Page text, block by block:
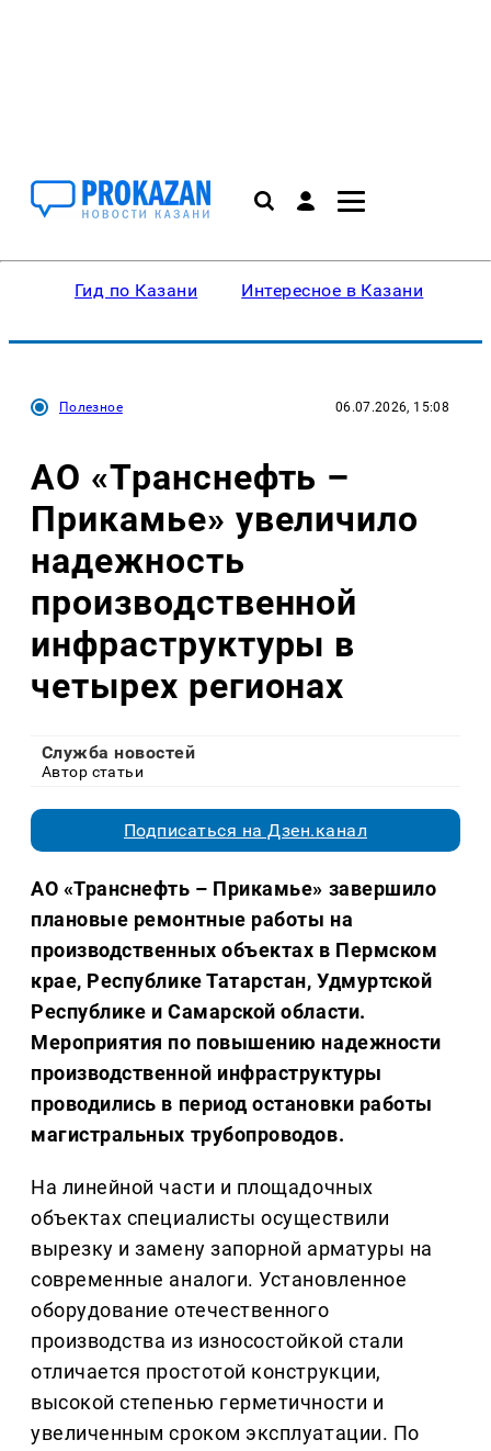
Гид по Казани Интересное в Казани
Полезное 06.07.2026, 15:08
АО «Транснефть –
Прикамье» увеличило
надежность
производственной
инфраструктуры в
четырех регионах
Служба новостей
Автор статьи
Подписаться на Дзен.канал
АО «Транснефть – Прикамье» завершило
плановые ремонтные работы на
производственных объектах в Пермском
крае, Республике Татарстан, Удмуртской
Республике и Самарской области.
Мероприятия по повышению надежности
производственной инфраструктуры
проводились в период остановки работы
магистральных трубопроводов.
На линейной части и площадочных
объектах специалисты осуществили
вырезку и замену запорной арматуры на
современные аналоги. Установленное
оборудование отечественного
производства из износостойкой стали
отличается простотой конструкции,
высокой степенью герметичности и
увеличенным сроком эксплуатации. По